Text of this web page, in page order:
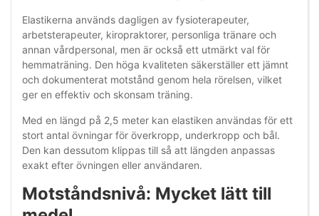
Elastikerna används dagligen av fysioterapeuter,
arbetsterapeuter, kiropraktorer, personliga tränare och
annan vårdpersonal, men är också ett utmärkt val för
hemmaträning. Den höga kvaliteten säkerställer ett jämnt
och dokumenterat motstånd genom hela rörelsen, vilket
ger en effektiv och skonsam träning.
Med en längd på 2,5 meter kan elastiken användas för ett
stort antal övningar för överkropp, underkropp och bål.
Den kan dessutom klippas till så att längden anpassas
exakt efter övningen eller användaren.
Motståndsnivå: Mycket lätt till